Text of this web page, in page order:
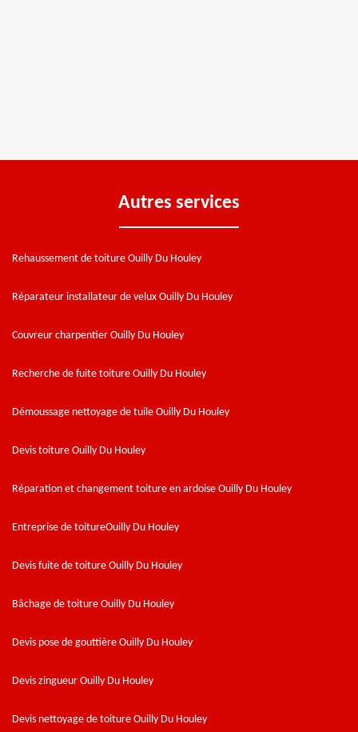
Autres services
Rehaussement de toiture Ouilly Du Houley
Réparateur installateur de velux Ouilly Du Houley
Couvreur charpentier Ouilly Du Houley
Recherche de fuite toiture Ouilly Du Houley
Démoussage nettoyage de tuile Ouilly Du Houley
Devis toiture Ouilly Du Houley
Réparation et changement toiture en ardoise Ouilly Du Houley
Entreprise de toitureOuilly Du Houley
Devis fuite de toiture Ouilly Du Houley
Bâchage de toiture Ouilly Du Houley
Devis pose de gouttière Ouilly Du Houley
Devis zingueur Ouilly Du Houley
Devis nettoyage de toiture Ouilly Du Houley